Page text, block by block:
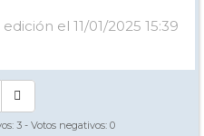
el 11/01/2025 15:39
3 - Votos negativos: 0